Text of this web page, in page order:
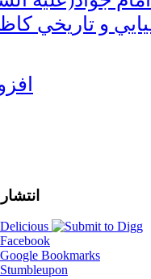
و تاريخي
انتشار